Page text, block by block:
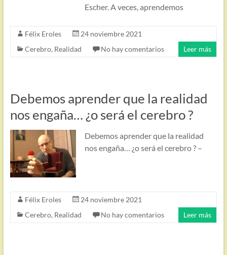
Escher. A veces, aprendemos
Félix Eroles
24 noviembre 2021
Cerebro, Realidad No hay comentarios Leer más
Debemos aprender que la realidad
nos engaña… ¿o será el cerebro ?
Debemos aprender que la realidad
nos engaña… ¿o será el cerebro ? –
Félix Eroles
24 noviembre 2021
Cerebro, Realidad No hay comentarios Leer más